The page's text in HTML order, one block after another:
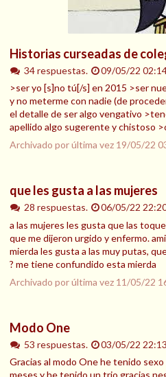
Historias curseadas de
34 respuestas.
09/05/22
>ser yo [s]no tú[/s] en 2015 >ser
y no meterme con nadie (de
el detalle de ser algo vengativo
apellido algo sugerente y chistoso
Archivado por última vez 19/05/22
que les gusta a las mujeres
28 respuestas.
06/05/22
a las mujeres les gusta que las
que me dijeron urgido y enfermo.
mierda les gusta a las muy putas,
? me tiene confundido esta mierda
Archivado por última vez 11/05/22
Modo One
53 respuestas.
03/05/22 22:13
Gracias al modo One he tenido